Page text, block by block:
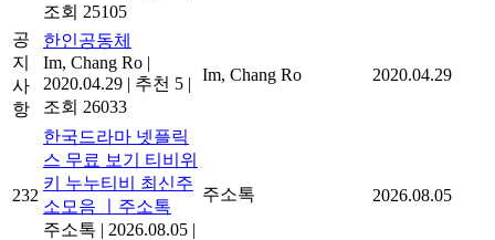
조회 25105
공
지
사
항
한인공동체
Im, Chang Ro |
2020.04.29 | 추천 5 |
조회 26033
Im, Chang Ro 2020.04.29
232
한국드라마 넷플릭
스 무료 보기 티비위
키 누누티비 최신주
소모음 ㅣ주소톡
주소톡 | 2026.08.05 |
주소톡 2026.08.05